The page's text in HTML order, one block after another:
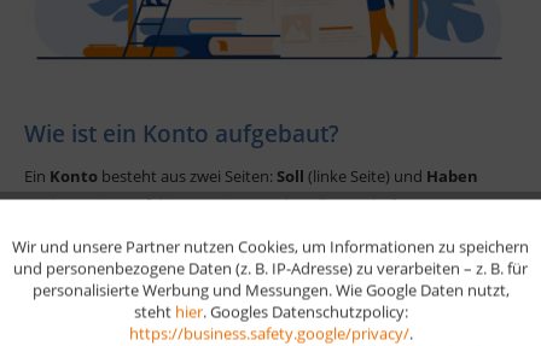
Wie ist ein Konto aufgebaut?
Ein Konto besteht aus zwei Seiten: Soll (linke Seite) und Haben
(rechte Seite). Auf diesen Seiten werden alle Geschäftsvorgänge
Seite – das ist die Grundlage der doppelten Buchführung. Wichtig:
Die Seite, auf der du buchst, hängt vomKontotypab (z. B.
Aktivkonto oder Passivkonto).
Funktionale Aktiv
Aktiv
Wir und unsere Partner nutzen Cookies, um Informationen zu speichern
und personenbezogene Daten (z. B. IP-Adresse) zu verarbeiten – z. B. für
personalisierte Werbung und Messungen. Wie Google Daten nutzt,
steht hier. Googles Datenschutzpolicy:
https://business.safety.google/privacy/.